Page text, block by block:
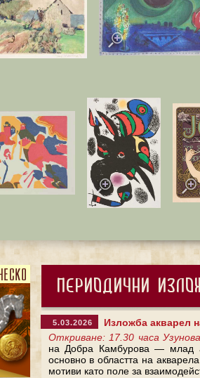
ПЕРИОДИЧНИ
5.03.2026
Изложба акварел
Откриване: 17.30 часа
на Добра Камбурова — млад
основно в областта на
мотиви като поле за